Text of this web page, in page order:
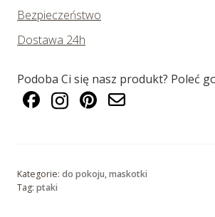
Bezpieczeństwo
Dostawa 24h
Podoba Ci się nasz produkt? Poleć
Kategorie: do pokoju,maskotki
Tag: ptaki